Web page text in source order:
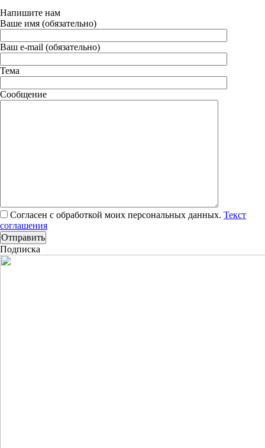
Напишите нам
Ваше имя (обязательно)
Ваш e-mail (обязательно)
Тема
Сообщение
Согласен с обработкой моих персональных данных. Текст
соглашения
Подписка